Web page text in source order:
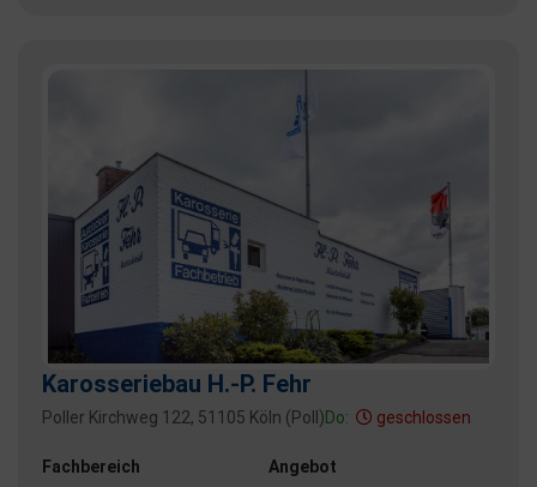
Karosseriebau H.-P. Fehr
Poller Kirchweg 122, 51105 Köln (Poll)Do: geschlossen
Fachbereich
Angebot